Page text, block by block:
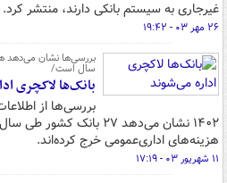
غیرجاری به سیستم بانکی دارند، منتشر کرد.
۲۶ مهر ۰۳ - ۱۹:۴۲
سال است/
بانک‌ها لاکچری
بررسی‌ها از
هزینه‌های اداری‌عمومی خرج کرده‌اند.
۱۱ شهریور ۰۳ - ۱۷:۱۹